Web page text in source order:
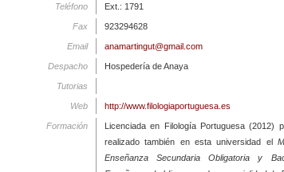
Teléfono Ext.: 1791
Fax 923294628
Email anamartingut@gmail.com
Despacho Hospedería de Anaya
Tutorias
Web http://www.filologiaportuguesa.es
Formación
Licenciada en Filología Portuguesa (2012)
realizado también en esta universidad el
Enseñanza Secundaria Obligatoria y